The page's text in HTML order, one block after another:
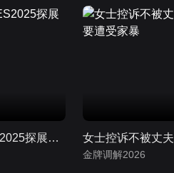
创新显见未来，张朝阳CES2025探展TCL
金牌调解2026